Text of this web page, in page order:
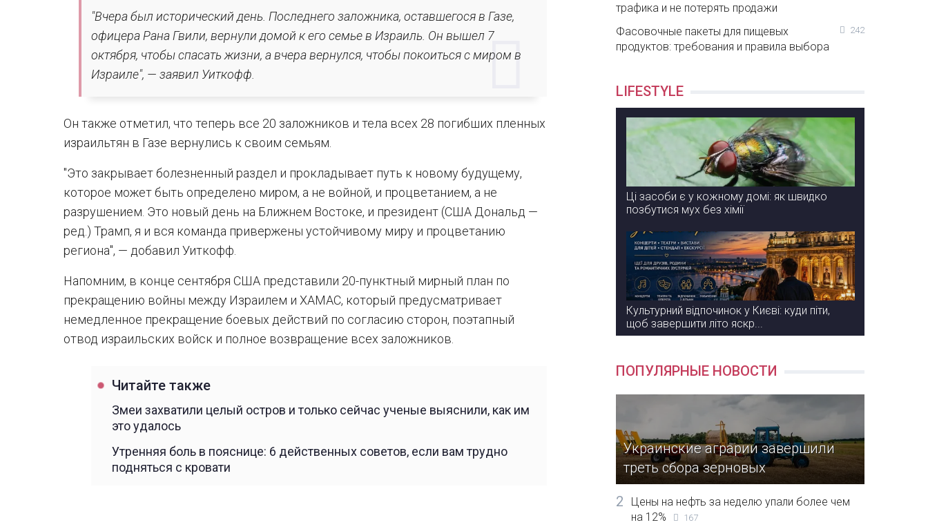
"Вчера был исторический день. Последнего заложника, оставшегося в Газе,
офицера Рана Гвили, вернули домой к его семье в Израиль. Он вышел 7
октября, чтобы спасать жизни, а вчера вернулся, чтобы покоиться с миром в
Израиле", — заявил Уиткофф.
Он также отметил, что теперь все 20 заложников и тела всех 28 погибших пленных
израильтян в Газе вернулись к своим семьям.
"Это закрывает болезненный раздел и прокладывает путь к новому будущему,
которое может быть определено миром, а не войной, и процветанием, а не
разрушением. Это новый день на Ближнем Востоке, и президент (США Дональд —
ред.) Трамп, я и вся команда привержены устойчивому миру и процветанию
региона", — добавил Уиткофф.
Напомним, в конце сентября США представили 20-пунктный мирный план по
прекращению войны между Израилем и ХАМАС, который предусматривает
немедленное прекращение боевых действий по согласию сторон, поэтапный
отвод израильских войск и полное возвращение всех заложников.
Читайте также
Змеи захватили целый остров и только сейчас ученые выяснили, как им
это удалось
Утренняя боль в пояснице: 6 действенных советов, если вам трудно
подняться с кровати
трафика и не потерять продажи
Фасовочные пакеты для пищевых
продуктов: требования и правила выбора
242
LIFESTYLE
Ці засоби є у кожному домі: як швидко
позбутися мух без хімії
Культурний відпочинок у Києві: куди піти,
щоб завершити літо яскр...
ПОПУЛЯРНЫЕ НОВОСТИ
Украинские аграрии завершили
треть сбора зерновых
2
Цены на нефть за неделю упали более чем
на 12%
167